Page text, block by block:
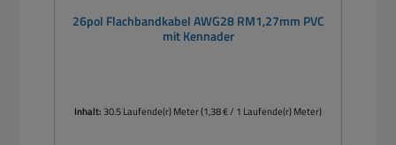
26pol Flachbandkabel AWG28 RM1,27mm PVC
mit Kennader
Inhalt:30.5 Laufende(r) Meter(1,38 € / 1 Laufende(r) Meter)